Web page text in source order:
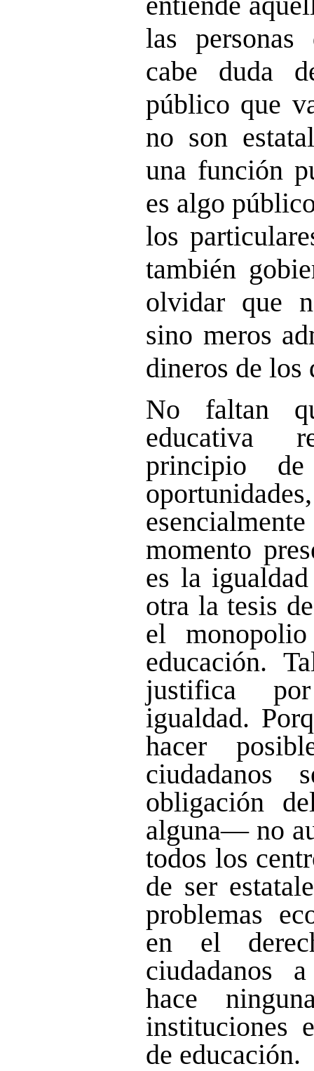
las
cabe duda
público que
no son
una función
es algo
los
también
olvidar que
sino meros
dineros de los
No faltan
educativa
principio
momento
es la
otra la tesis
el
educación.
justifica
igualdad.
hacer
ciudadanos
obligación
alguna— no
todos los
de ser
problemas
en el
ciudadanos
hace
instituciones
de educación.